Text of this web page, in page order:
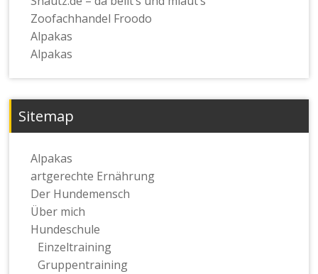
Zoofachhandel Froodo
Alpakas
Alpakas
Sitemap
Alpakas
artgerechte Ernährung
Der Hundemensch
Über mich
Hundeschule
Einzeltraining
Gruppentraining